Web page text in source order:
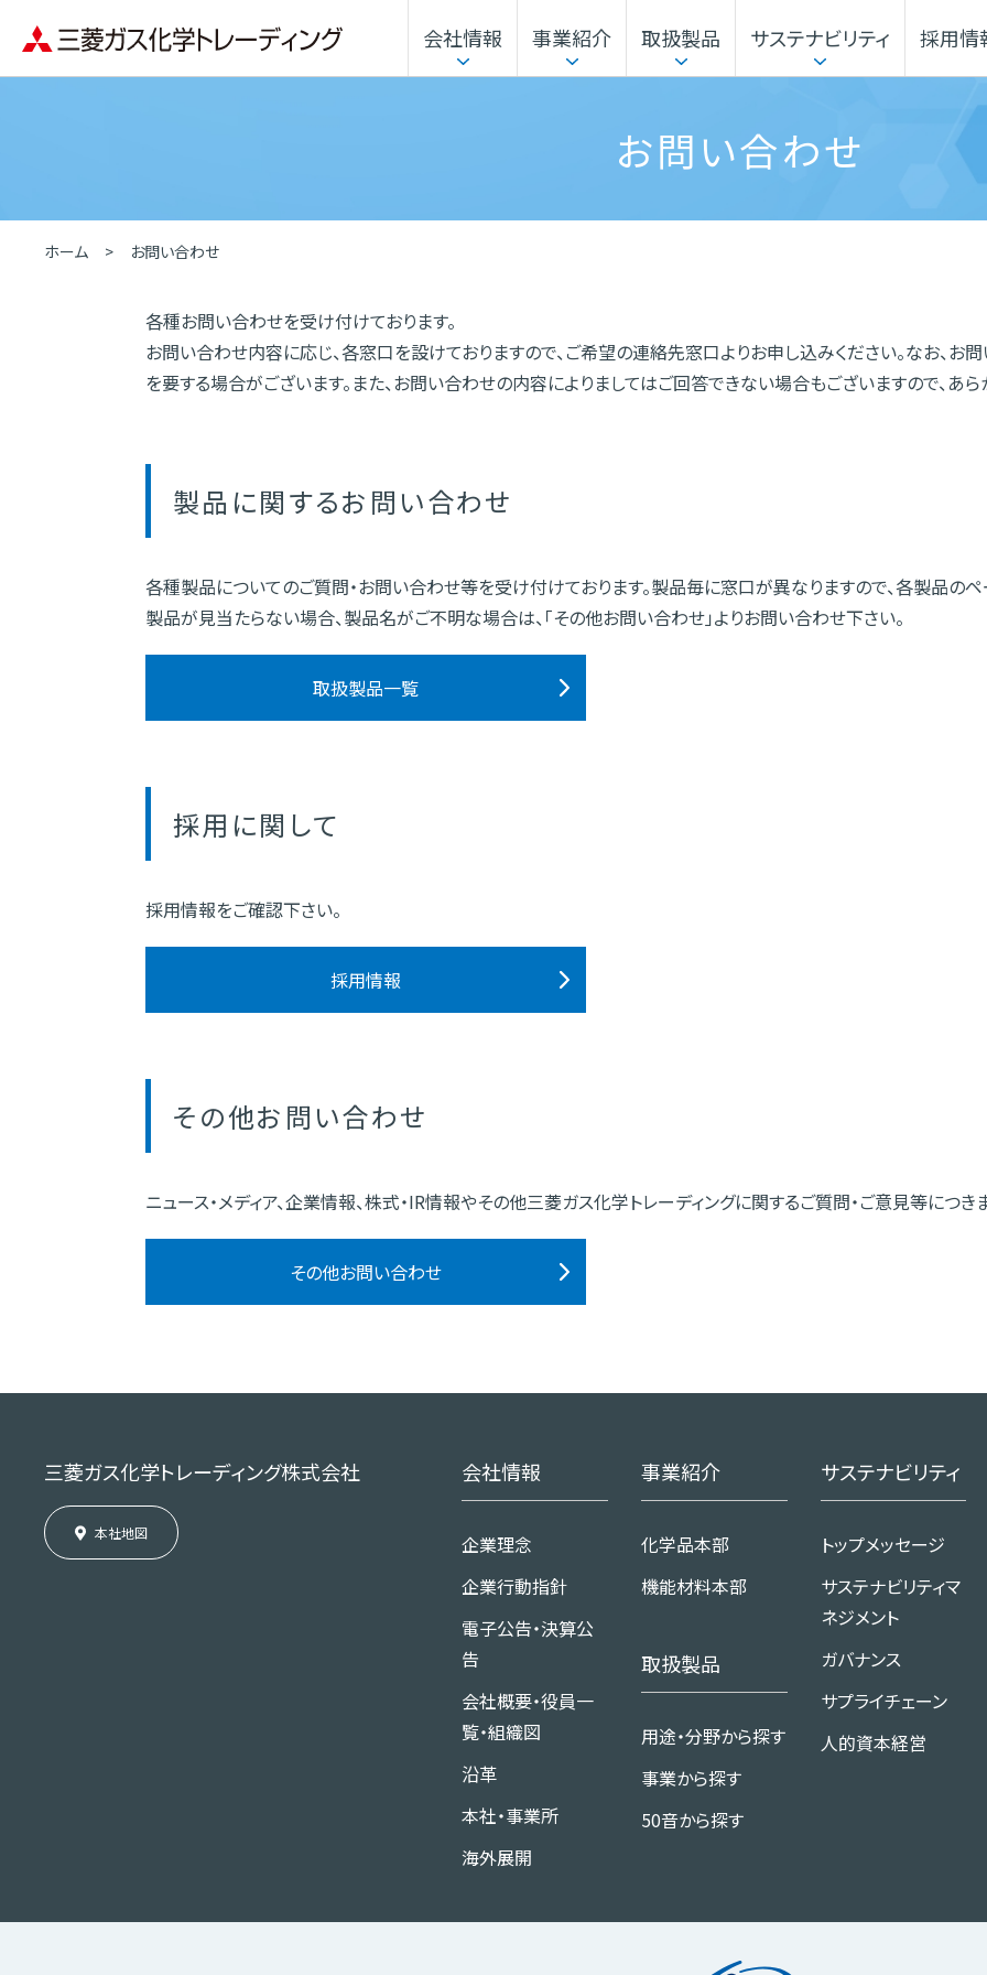
会社情報
海外展開
事業紹介 取扱製品 サステナビリティ 採用情
お問い合わせ
ホーム お問い合わせ
各種お問い合わせを受け付けております。
お問い合わせ内容に応じ、各窓口を設けておりますので、ご希望の連絡先窓口よりお申し込みください。なお、お
を要する場合がございます。また、お問い合わせの内容によりましてはご回答できない場合もございますので、あら
製品に関するお問い合わせ
各種製品についてのご質問・お問い合わせ等を受け付けております。製品毎に窓口が異なりますので、各製品のペ
製品が見当たらない場合、製品名がご不明な場合は、「その他お問い合わせ」よりお問い合わせ下さい。
取扱製品一覧
採用に関して
採用情報をご確認下さい。
採用情報
その他お問い合わせ
ニュース・メディア、企業情報、株式・IR情報やその他三菱ガス化学トレーディングに関するご質問・ご意見等につき
その他お問い合わせ
三菱ガス化学トレーディング株式会社
本社地図
会社情報
企業理念
企業行動指針
電子公告・決算公
告
会社概要・役員一
覧・組織図
沿革
本社・事業所
海外展開
事業紹介
化学品本部
機能材料本部
取扱製品
用途・分野から探す
事業から探す
50音から探す
サステナビリティ
トップメッセージ
サステナビリティマ
ネジメント
ガバナンス
サプライチェーン
人的資本経営